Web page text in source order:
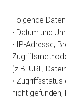
Folgende
• Datum und
• IP-Adresse,
(z.B. URL,
• Zugriffsstatus
nicht